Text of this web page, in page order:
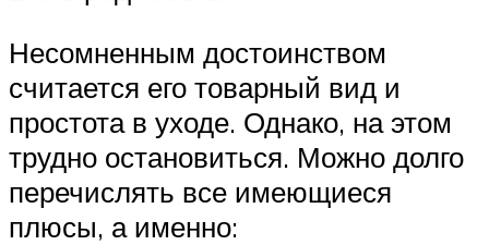
Несомненным достоинством
считается его товарный вид и
простота в уходе. Однако, на этом
трудно остановиться. Можно долго
перечислять все имеющиеся
плюсы, а именно: